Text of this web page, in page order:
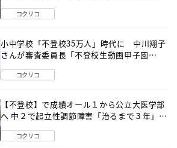
コクリコ
小中学校「不登校35万人」時代に 中川翔子
さんが審査委員長「不登校生動画甲子園
コクリコ
【不登校】で成績オール１から公立大医学部
へ 中２で起立性調節障害「治るまで３年」の
コクリコ